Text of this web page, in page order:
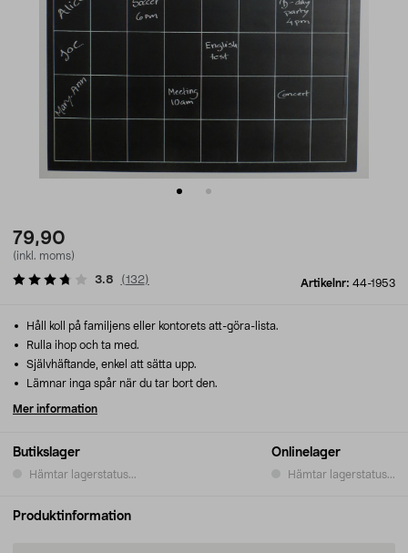
79,90
(inkl. moms)
Artikelnr: 44-1953
3.8 (132)
Butikslager
Hämtar lagerstatus...
Onlinelager
Hämtar lagerstatus...
Håll koll på familjens eller kontorets att-göra-lista.
Rulla ihop och ta med.
Självhäftande, enkel att sätta upp.
Lämnar inga spår när du tar bort den.
Mer information
Produktinformation